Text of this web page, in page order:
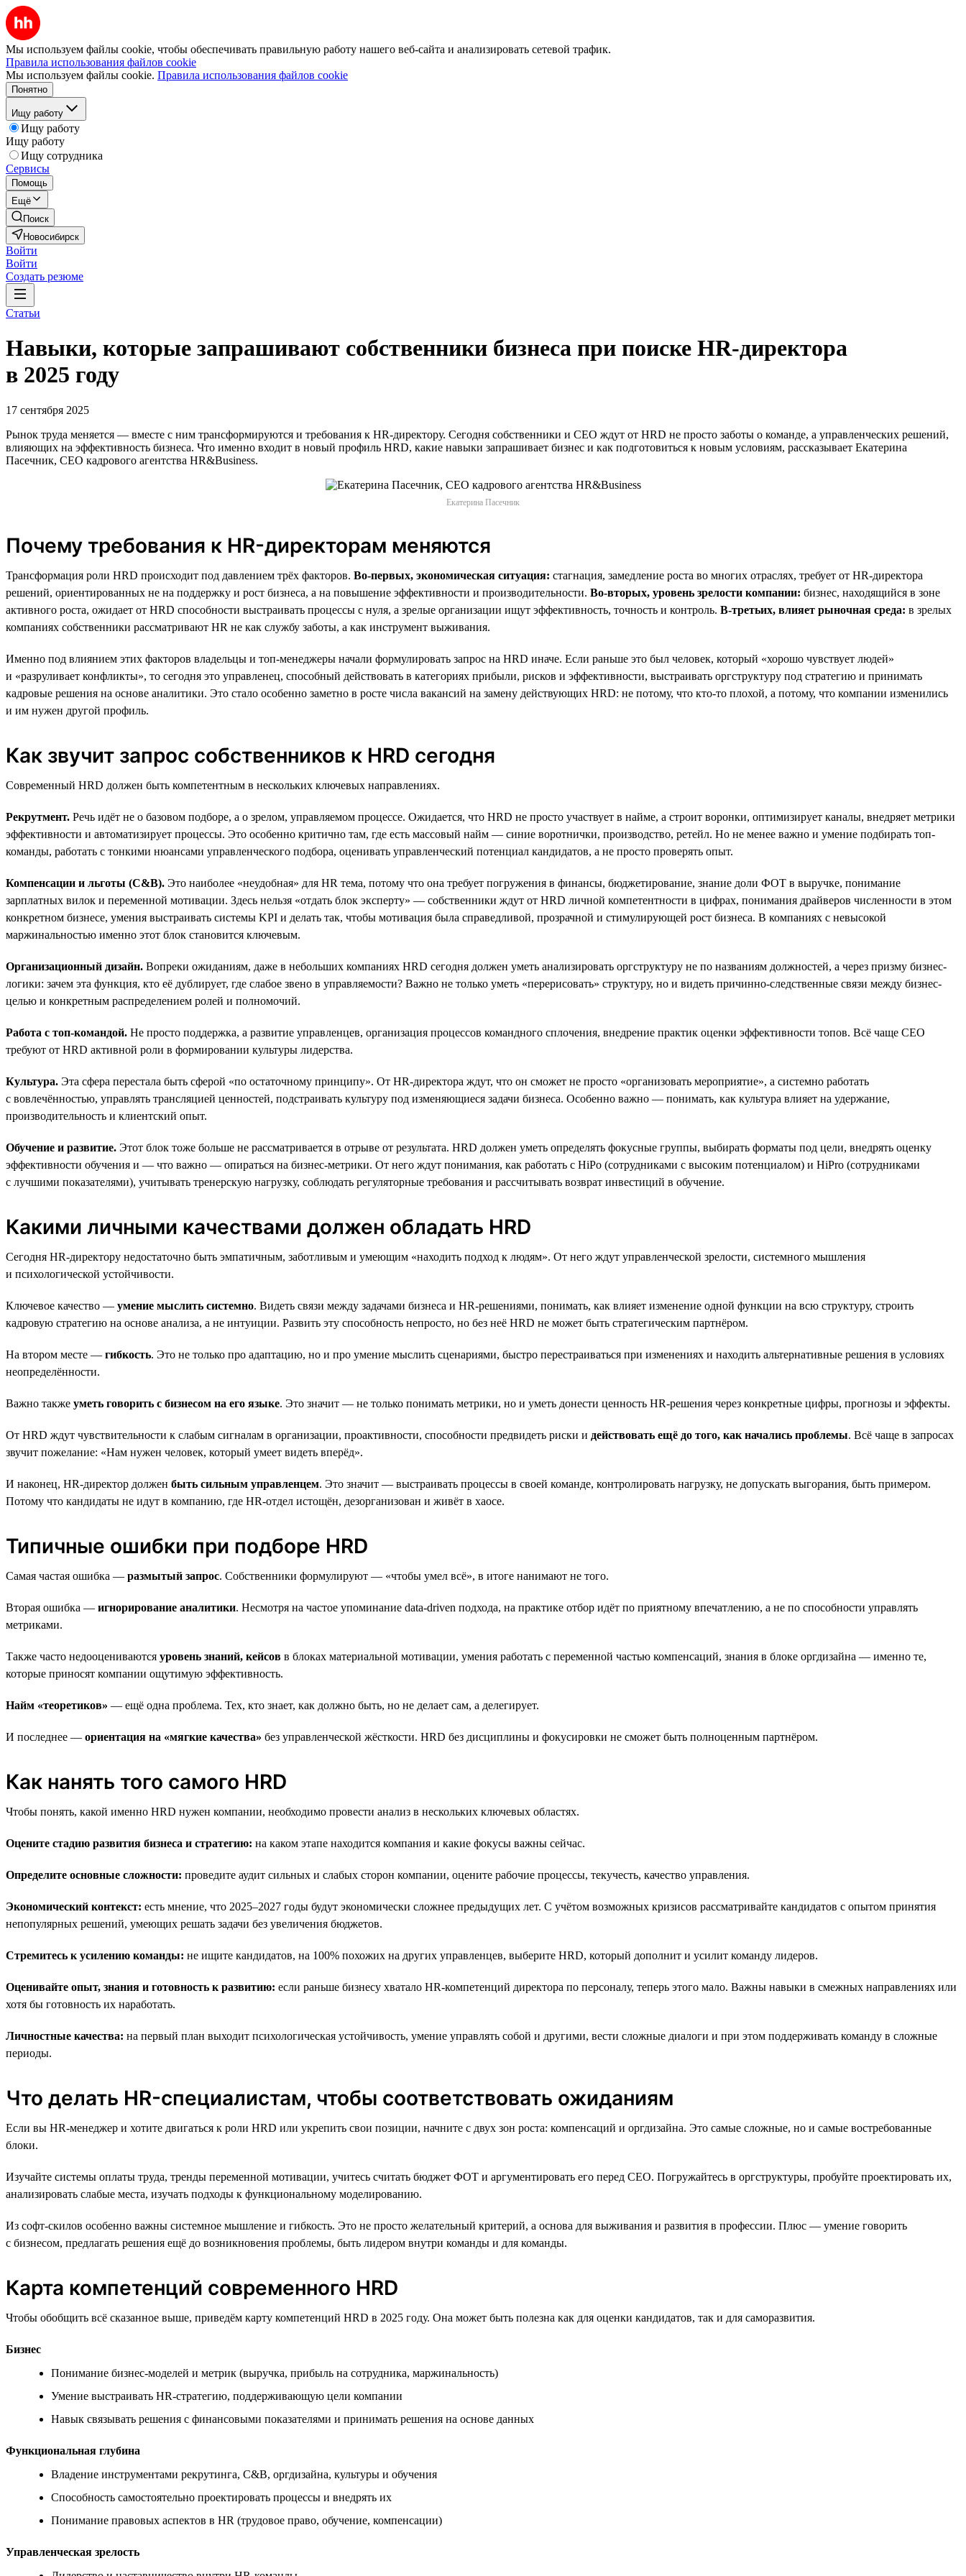
Мы используем файлы cookie, чтобы обеспечивать правильную работу нашего веб-сайта и анализировать сетевой трафик.
Правила использования файлов cookie
Мы используем файлы cookie. Правила использования файлов cookie
Понятно
Ищу работу
Ищу работу
Ищу работу
Ищу сотрудника
Сервисы
Помощь
Ещё
Поиск
Новосибирск
Войти
Войти
Создать резюме
Статьи
Навыки, которые запрашивают собственники бизнеса при поиске HR-директора
в 2025 году
17 сентября 2025
Рынок труда меняется — вместе с ним трансформируются и требования к HR-директору. Сегодня собственники и СЕО ждут от HRD не просто заботы о команде, а управленческих решений,
влияющих на эффективность бизнеса. Что именно входит в новый профиль HRD, какие навыки запрашивает бизнес и как подготовиться к новым условиям, рассказывает Екатерина
Пасечник, CEO кадрового агентства HR&Business.
Екатерина Пасечник
Почему требования к HR-директорам меняются
Трансформация роли HRD происходит под давлением трёх факторов. Во-первых, экономическая ситуация: стагнация, замедление роста во многих отраслях, требует от HR-директора
решений, ориентированных не на поддержку и рост бизнеса, а на повышение эффективности и производительности. Во-вторых, уровень зрелости компании: бизнес, находящийся в зоне
активного роста, ожидает от HRD способности выстраивать процессы с нуля, а зрелые организации ищут эффективность, точность и контроль. В-третьих, влияет рыночная среда: в зрелых
компаниях собственники рассматривают HR не как службу заботы, а как инструмент выживания.
Именно под влиянием этих факторов владельцы и топ-менеджеры начали формулировать запрос на HRD иначе. Если раньше это был человек, который «хорошо чувствует людей»
и «разруливает конфликты», то сегодня это управленец, способный действовать в категориях прибыли, рисков и эффективности, выстраивать оргструктуру под стратегию и принимать
кадровые решения на основе аналитики. Это стало особенно заметно в росте числа вакансий на замену действующих HRD: не потому, что кто-то плохой, а потому, что компании изменились
и им нужен другой профиль.
Как звучит запрос собственников к HRD сегодня
Современный HRD должен быть компетентным в нескольких ключевых направлениях.
Рекрутмент. Речь идёт не о базовом подборе, а о зрелом, управляемом процессе. Ожидается, что HRD не просто участвует в найме, а строит воронки, оптимизирует каналы, внедряет метрики
эффективности и автоматизирует процессы. Это особенно критично там, где есть массовый найм — синие воротнички, производство, ретейл. Но не менее важно и умение подбирать топ-
команды, работать с тонкими нюансами управленческого подбора, оценивать управленческий потенциал кандидатов, а не просто проверять опыт.
Компенсации и льготы (C&B). Это наиболее «неудобная» для HR тема, потому что она требует погружения в финансы, бюджетирование, знание доли ФОТ в выручке, понимание
зарплатных вилок и переменной мотивации. Здесь нельзя «отдать блок эксперту» — собственники ждут от HRD личной компетентности в цифрах, понимания драйверов численности в этом
конкретном бизнесе, умения выстраивать системы KPI и делать так, чтобы мотивация была справедливой, прозрачной и стимулирующей рост бизнеса. В компаниях с невысокой
маржинальностью именно этот блок становится ключевым.
Организационный дизайн. Вопреки ожиданиям, даже в небольших компаниях HRD сегодня должен уметь анализировать оргструктуру не по названиям должностей, а через призму бизнес-
логики: зачем эта функция, кто её дублирует, где слабое звено в управляемости? Важно не только уметь «перерисовать» структуру, но и видеть причинно-следственные связи между бизнес-
целью и конкретным распределением ролей и полномочий.
Работа с топ-командой. Не просто поддержка, а развитие управленцев, организация процессов командного сплочения, внедрение практик оценки эффективности топов. Всё чаще СЕО
требуют от HRD активной роли в формировании культуры лидерства.
Культура. Эта сфера перестала быть сферой «по остаточному принципу». От HR-директора ждут, что он сможет не просто «организовать мероприятие», а системно работать
с вовлечённостью, управлять трансляцией ценностей, подстраивать культуру под изменяющиеся задачи бизнеса. Особенно важно — понимать, как культура влияет на удержание,
производительность и клиентский опыт.
Обучение и развитие. Этот блок тоже больше не рассматривается в отрыве от результата. HRD должен уметь определять фокусные группы, выбирать форматы под цели, внедрять оценку
эффективности обучения и — что важно — опираться на бизнес-метрики. От него ждут понимания, как работать с HiPo (сотрудниками с высоким потенциалом) и HiPro (сотрудниками
с лучшими показателями), учитывать тренерскую нагрузку, соблюдать регуляторные требования и рассчитывать возврат инвестиций в обучение.
Какими личными качествами должен обладать HRD
Сегодня HR-директору недостаточно быть эмпатичным, заботливым и умеющим «находить подход к людям». От него ждут управленческой зрелости, системного мышления
и психологической устойчивости.
Ключевое качество — умение мыслить системно. Видеть связи между задачами бизнеса и HR-решениями, понимать, как влияет изменение одной функции на всю структуру, строить
кадровую стратегию на основе анализа, а не интуиции. Развить эту способность непросто, но без неё HRD не может быть стратегическим партнёром.
На втором месте — гибкость. Это не только про адаптацию, но и про умение мыслить сценариями, быстро перестраиваться при изменениях и находить альтернативные решения в условиях
неопределённости.
Важно также уметь говорить с бизнесом на его языке. Это значит — не только понимать метрики, но и уметь донести ценность HR-решения через конкретные цифры, прогнозы и эффекты.
От HRD ждут чувствительности к слабым сигналам в организации, проактивности, способности предвидеть риски и действовать ещё до того, как начались проблемы. Всё чаще в запросах
звучит пожелание: «Нам нужен человек, который умеет видеть вперёд».
И наконец, HR-директор должен быть сильным управленцем. Это значит — выстраивать процессы в своей команде, контролировать нагрузку, не допускать выгорания, быть примером.
Потому что кандидаты не идут в компанию, где HR-отдел истощён, дезорганизован и живёт в хаосе.
Типичные ошибки при подборе HRD
Самая частая ошибка — размытый запрос. Собственники формулируют — «чтобы умел всё», в итоге нанимают не того.
Вторая ошибка — игнорирование аналитики. Несмотря на частое упоминание data-driven подхода, на практике отбор идёт по приятному впечатлению, а не по способности управлять
метриками.
Также часто недооцениваются уровень знаний, кейсов в блоках материальной мотивации, умения работать с переменной частью компенсаций, знания в блоке оргдизайна — именно те,
которые приносят компании ощутимую эффективность.
Найм «теоретиков» — ещё одна проблема. Тех, кто знает, как должно быть, но не делает сам, а делегирует.
И последнее — ориентация на «мягкие качества» без управленческой жёсткости. HRD без дисциплины и фокусировки не сможет быть полноценным партнёром.
Как нанять того самого HRD
Чтобы понять, какой именно HRD нужен компании, необходимо провести анализ в нескольких ключевых областях.
Оцените стадию развития бизнеса и стратегию: на каком этапе находится компания и какие фокусы важны сейчас.
Определите основные сложности: проведите аудит сильных и слабых сторон компании, оцените рабочие процессы, текучесть, качество управления.
Экономический контекст: есть мнение, что 2025–2027 годы будут экономически сложнее предыдущих лет. С учётом возможных кризисов рассматривайте кандидатов с опытом принятия
непопулярных решений, умеющих решать задачи без увеличения бюджетов.
Стремитесь к усилению команды: не ищите кандидатов, на 100% похожих на других управленцев, выберите HRD, который дополнит и усилит команду лидеров.
Оценивайте опыт, знания и готовность к развитию: если раньше бизнесу хватало HR-компетенций директора по персоналу, теперь этого мало. Важны навыки в смежных направлениях или
хотя бы готовность их наработать.
Личностные качества: на первый план выходит психологическая устойчивость, умение управлять собой и другими, вести сложные диалоги и при этом поддерживать команду в сложные
периоды.
Что делать HR-специалистам, чтобы соответствовать ожиданиям
Если вы HR-менеджер и хотите двигаться к роли HRD или укрепить свои позиции, начните с двух зон роста: компенсаций и оргдизайна. Это самые сложные, но и самые востребованные
блоки.
Изучайте системы оплаты труда, тренды переменной мотивации, учитесь считать бюджет ФОТ и аргументировать его перед СЕО. Погружайтесь в оргструктуры, пробуйте проектировать их,
анализировать слабые места, изучать подходы к функциональному моделированию.
Из софт-скилов особенно важны системное мышление и гибкость. Это не просто желательный критерий, а основа для выживания и развития в профессии. Плюс — умение говорить
с бизнесом, предлагать решения ещё до возникновения проблемы, быть лидером внутри команды и для команды.
Карта компетенций современного HRD
Чтобы обобщить всё сказанное выше, приведём карту компетенций HRD в 2025 году. Она может быть полезна как для оценки кандидатов, так и для саморазвития.
Бизнес
Понимание бизнес-моделей и метрик (выручка, прибыль на сотрудника, маржинальность)
Умение выстраивать HR-стратегию, поддерживающую цели компании
Навык связывать решения с финансовыми показателями и принимать решения на основе данных
Функциональная глубина
Владение инструментами рекрутинга, C&B, оргдизайна, культуры и обучения
Способность самостоятельно проектировать процессы и внедрять их
Понимание правовых аспектов в HR (трудовое право, обучение, компенсации)
Управленческая зрелость